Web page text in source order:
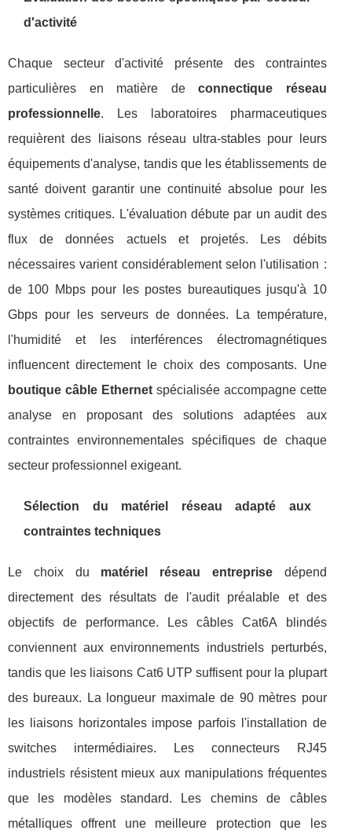
d'activité
Chaque secteur d'activité présente des contraintes
particulières en matière deconnectique réseau
professionnelle. Les laboratoires pharmaceutiques
requièrent des liaisons réseau ultra-stables pour leurs
équipements d'analyse, tandis que les établissements de
santé doivent garantir une continuité absolue pour les
systèmes critiques. L'évaluation débute par un audit des
flux de données actuels et projetés. Les débits
nécessaires varient considérablement selon l'utilisation :
de 100 Mbps pour les postes bureautiques jusqu'à 10
Gbps pour les serveurs de données. La température,
l'humidité et les interférences électromagnétiques
influencent directement le choix des composants. Une
boutique câble Ethernetspécialisée accompagne cette
analyse en proposant des solutions adaptées aux
contraintes environnementales spécifiques de chaque
secteur professionnel exigeant.
Sélection du matériel réseau adapté aux
contraintes techniques
Le choix du matériel réseau entreprisedépend
directement des résultats de l'audit préalable et des
objectifs de performance. Les câbles Cat6A blindés
conviennent aux environnements industriels perturbés,
tandis que les liaisons Cat6 UTP suffisent pour la plupart
des bureaux. La longueur maximale de 90 mètres pour
les liaisons horizontales impose parfois l'installation de
switches intermédiaires. Les connecteurs RJ45
industriels résistent mieux aux manipulations fréquentes
que les modèles standard. Les chemins de câbles
métalliques offrent une meilleure protection que les